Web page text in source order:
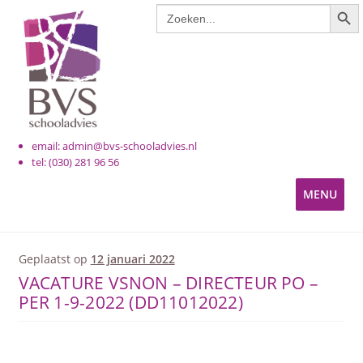
Zoek
naar:
Ga
door
naar
navigatie
Ga
naar
de
inhoud
email: admin@bvs-schooladvies.nl
tel: (030) 281 96 56
MENU
PRIMAIR ONDERWIJS
Geplaatst op 12 januari 2022
VACATURE VSNON – DIRECTEUR PO –
PER 1-9-2022 (DD11012022)